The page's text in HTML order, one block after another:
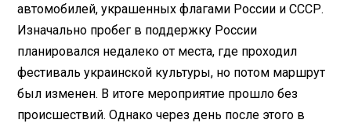
автомобилей, украшенных флагами России и СССР.
Изначально пробег в поддержку России
планировался недалеко от места, где проходил
фестиваль украинской культуры, но потом маршрут
был изменен. В итоге мероприятие прошло без
происшествий. Однако через день после этого в